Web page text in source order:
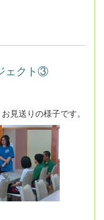
ェクト③
見送りの様子です。